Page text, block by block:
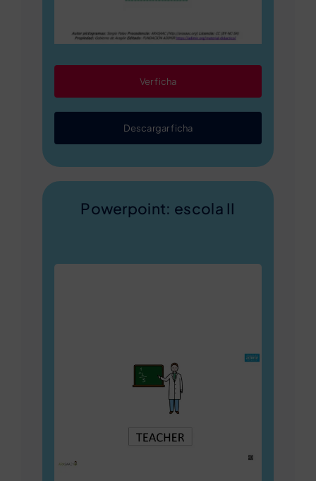
Ver ficha
Descargar ficha
Powerpoint: escola II